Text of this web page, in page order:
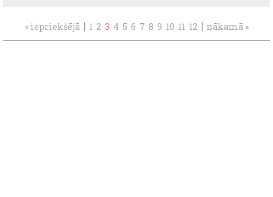
« iepriekšējā | 1 2 3 4 5 6 7 8 9 10 11 12 | nākamā »